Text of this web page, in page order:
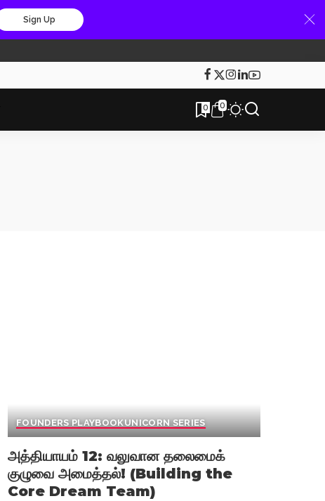
Sign Up
0 0
FOUNDERS PLAYBOOKUNICORN SERIES
அத்தியாயம் 12: வலுவான தலைமைக்
குழுவை அமைத்தல்! (Building the
Core Dream Team)